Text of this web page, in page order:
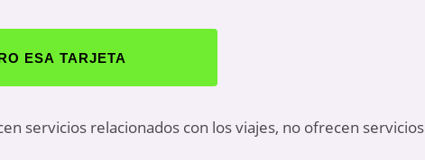
ESA TARJETA
servicios relacionados con los viajes, no ofrecen servicios